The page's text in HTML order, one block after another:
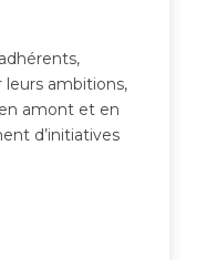
ambitions,
amont et en
d’initiatives